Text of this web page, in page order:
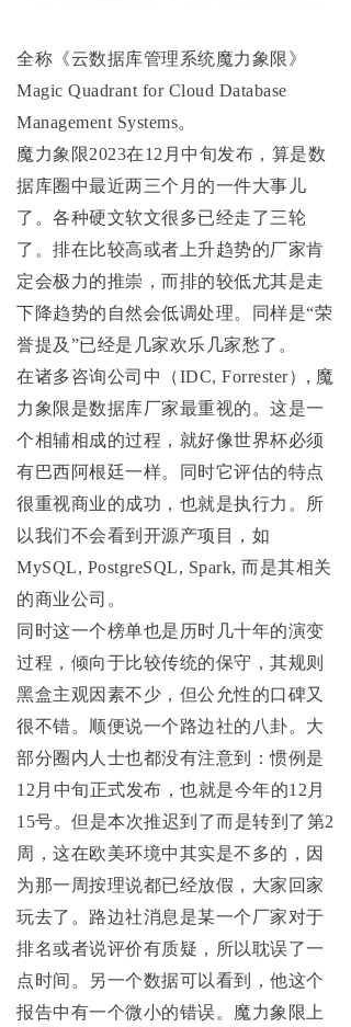
全称《云数据库管理系统魔力象限》
Magic Quadrant for Cloud Database
Management Systems。
魔力象限2023在12月中旬发布，算是数
据库圈中最近两三个月的一件大事儿
了。各种硬文软文很多已经走了三轮
了。排在比较高或者上升趋势的厂家肯
定会极力的推崇，而排的较低尤其是走
下降趋势的自然会低调处理。同样是“荣
誉提及”已经是几家欢乐几家愁了。
在诸多咨询公司中（IDC, Forrester）, 魔
力象限是数据库厂家最重视的。这是一
个相辅相成的过程，就好像世界杯必须
有巴西阿根廷一样。同时它评估的特点
很重视商业的成功，也就是执行力。所
以我们不会看到开源产项目，如
MySQL, PostgreSQL, Spark, 而是其相关
的商业公司。
同时这一个榜单也是历时几十年的演变
过程，倾向于比较传统的保守，其规则
黑盒主观因素不少，但公允性的口碑又
很不错。顺便说一个路边社的八卦。大
部分圈内人士也都没有注意到：惯例是
12月中旬正式发布，也就是今年的12月
15号。但是本次推迟到了而是转到了第2
周，这在欧美环境中其实是不多的，因
为那一周按理说都已经放假，大家回家
玩去了。路边社消息是某一个厂家对于
排名或者说评价有质疑，所以耽误了一
点时间。另一个数据可以看到，他这个
报告中有一个微小的错误。魔力象限上